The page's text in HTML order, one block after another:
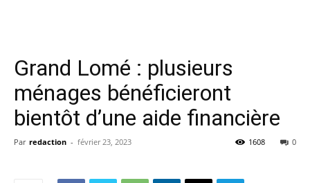
Grand Lomé : plusieurs
ménages bénéficieront
bientôt d’une aide financière
Par redaction - février 23, 2023 0
1608